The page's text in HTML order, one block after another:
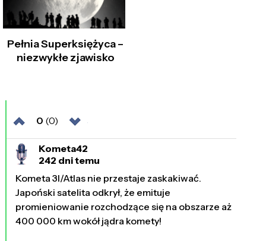
Pełnia Superksiężyca –
niezwykłe zjawisko
0 (0)
Kometa42
242 dni temu
Kometa 3I/Atlas nie przestaje zaskakiwać.
Japoński satelita odkrył, że emituje
promieniowanie rozchodzące się na obszarze aż
400 000 km wokół jądra komety!